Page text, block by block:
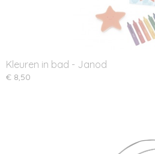
Kleuren in bad - Janod
€ 8,50